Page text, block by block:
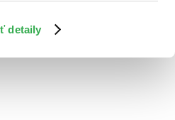
detaily